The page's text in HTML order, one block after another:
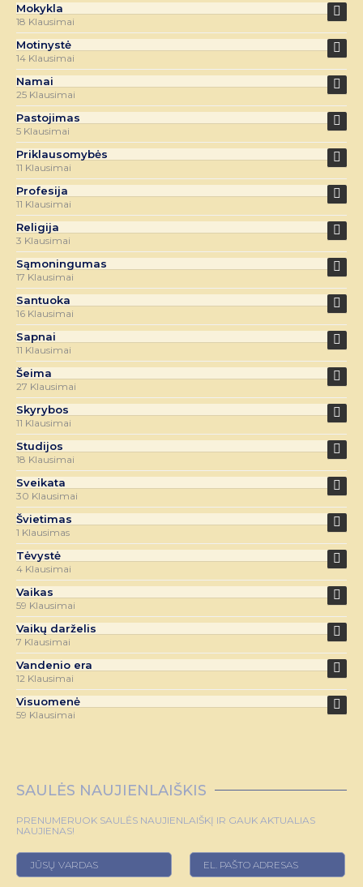
Mokykla
18 Klausimai
Motinystė
14 Klausimai
Namai
25 Klausimai
Pastojimas
5 Klausimai
Priklausomybės
11 Klausimai
Profesija
11 Klausimai
Religija
3 Klausimai
Sąmoningumas
17 Klausimai
Santuoka
16 Klausimai
Sapnai
11 Klausimai
Šeima
27 Klausimai
Skyrybos
11 Klausimai
Studijos
18 Klausimai
Sveikata
30 Klausimai
Švietimas
1 Klausimas
Tėvystė
4 Klausimai
Vaikas
59 Klausimai
Vaikų darželis
7 Klausimai
Vandenio era
12 Klausimai
Visuomenė
59 Klausimai
SAULĖS NAUJIENLAIŠKIS
PRENUMERUOK SAULĖS NAUJIENLAIŠKĮ IR GAUK AKTUALIAS
NAUJIENAS!